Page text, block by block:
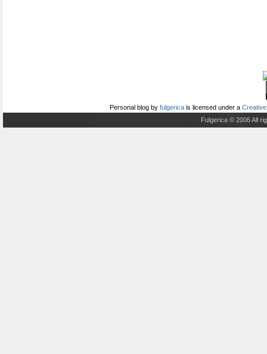
Personal blog by fulgerica is licensed under a
Fulgerica © 2006 All